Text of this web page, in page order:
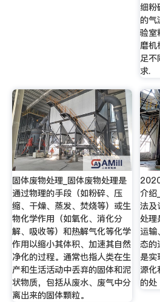
细粉
的气
验室
磨机
足不
求.
固体废物处理_固体废物处理是
通过物理的手段（如粉碎、压
缩、干燥、蒸发、焚烧等）或生
物化学作用（如氧化、消化分
解、吸收等）和热解气化等化学
作用以缩小其体积、加速其自然
净化的过程。通常也指人类在生
产和生活活动中丢弃的固体和泥
状物质，包括从废水、废气中分
离出来的固体颗粒。
介
法及
处理
运输
态的
是实
源化
的处